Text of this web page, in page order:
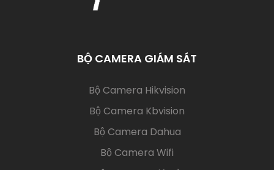
BỘ CAMERA GIÁM SÁT
Bộ Camera Hikvision
Bộ Camera Kbvision
Bộ Camera Dahua
Bộ Camera Wifi